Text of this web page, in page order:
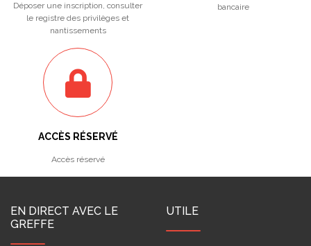
Déposer une inscription, consulter
le registre des privilèges et
nantissements
bancaire
ACCÈS RÉSERVÉ
Accès réservé
EN DIRECT AVEC LE
GREFFE
UTILE